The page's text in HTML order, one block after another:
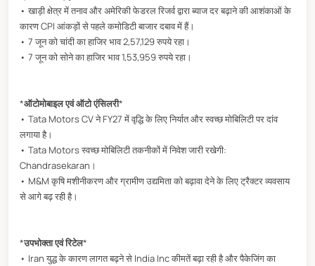
• खाड़ी क्षेत्र में तनाव और अमेरिकी फेडरल रिजर्व द्वारा ब्याज दर बढ़ाने की आशंकाओं के
कारण CPI आंकड़ों से पहले कमोडिटी बाजार दबाव में हैं।
• 7 जून को चांदी का हाजिर भाव 2,57,129 रुपये रहा।
• 7 जून को सोने का हाजिर भाव 1,53,959 रुपये रहा।
*ऑटोमोबाइल एवं ऑटो एंसिलरी*
• Tata Motors CV ने FY27 में वृद्धि के लिए निर्यात और स्वच्छ मोबिलिटी पर दांव
लगाया है।
• Tata Motors स्वच्छ मोबिलिटी तकनीकों में निवेश जारी रखेगी:
Chandrasekaran।
• M&M कृषि मशीनीकरण और ग्रामीण उद्यमिता को बढ़ावा देने के लिए ट्रैक्टर व्यवसाय
से आगे बढ़ रही है।
*उपभोक्ता एवं रिटेल*
• Iran युद्ध के कारण लागत बढ़ने से India Inc कीमतें बढ़ा रही है और पैकेजिंग का